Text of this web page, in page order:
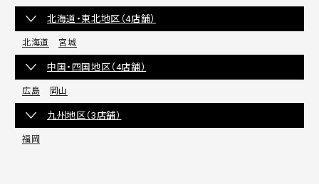
北海道・東北地区（4店舗）
北海道 宮城
中国・四国地区（4店舗）
広島 岡山
九州地区（3店舗）
福岡